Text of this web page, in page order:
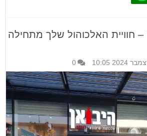
– חוויית האלכוהול שלך מתחילה
0